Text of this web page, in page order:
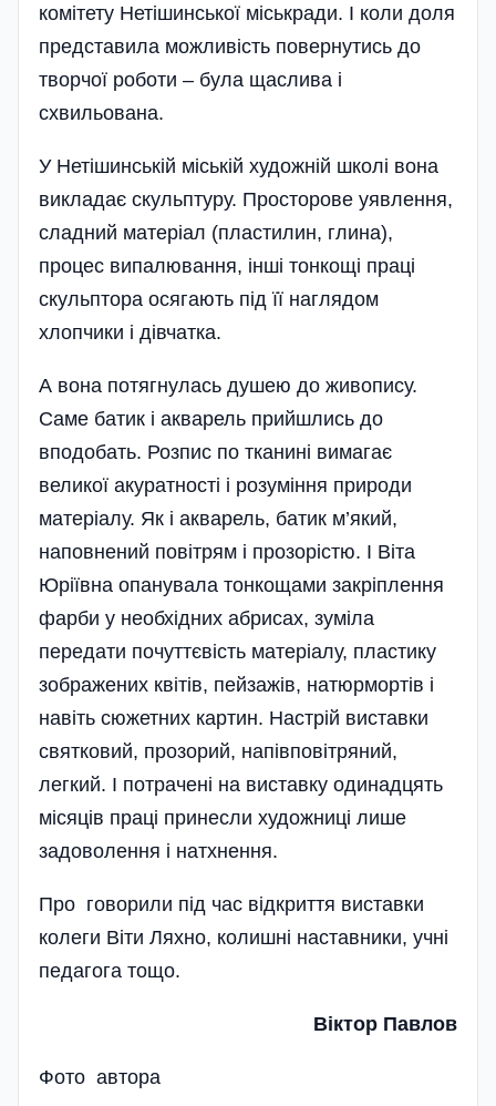
комітету Нетішинської міськради. І коли доля
представила можливість повернутись до
творчої роботи – була щаслива і
схвильована.
У Нетішинській міській художній школі вона
викладає скульптуру. Просторове уявлення,
сладний матеріал (пластилин, глина),
процес випалювання, інші тонкощі праці
скульптора осягають під її наглядом
хлопчики і дівчатка.
А вона потягнулась душею до живопису.
Саме батик і акварель прийшлись до
вподобать. Розпис по тканині вимагає
великої акуратності і розуміння природи
матеріалу. Як і акварель, батик м’який,
наповнений повітрям і прозорістю. І Віта
Юріївна опанувала тонкощами закрі­плення
фарби у необхідних абрисах, зуміла
передати почуттєвість матеріалу, пластику
зображених квітів, пейзажів, натюрмортів і
навіть сюжетних картин. Настрій виставки
святковий, прозорий, напівповітряний,
легкий. І потрачені на виставку одинадцять
місяців праці принесли художниці лише
задоволення і натхнення.
Про говорили під час відкриття виставки
колеги Віти Ляхно, колишні наставники, учні
педагога тощо.
Віктор Павлов
Фото автора